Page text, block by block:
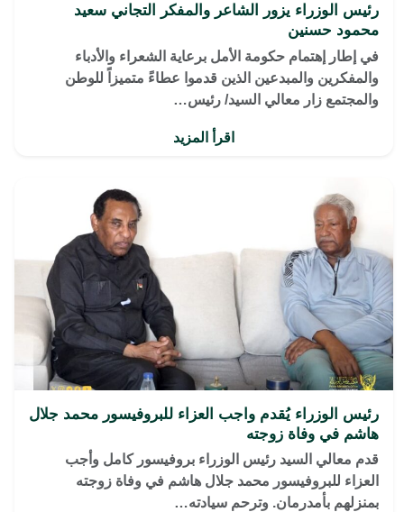
رئيس الوزراء يزور الشاعر والمفكر التجاني سعيد
محمود حسنين
في إطار إهتمام حكومة الأمل برعاية الشعراء والأدباء
والمفكرين والمبدعين الذين قدموا عطاءً متميزاً للوطن
والمجتمع زار معالي السيد/ رئيس…
اقرأ المزيد
رئيس الوزراء يُقدم واجب العزاء للبروفيسور محمد جلال
هاشم في وفاة زوجته
قدم معالي السيد رئيس الوزراء بروفيسور كامل وأجب
العزاء للبروفيسور محمد جلال هاشم في وفاة زوجته
بمنزلهم بأمدرمان. وترحم سيادته…